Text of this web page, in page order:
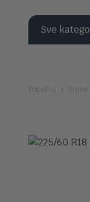
Sve
Početna Gume